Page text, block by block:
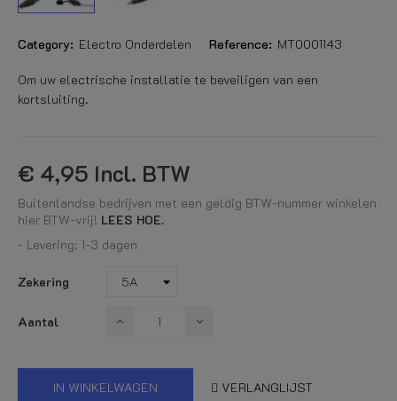
Category: Electro Onderdelen Reference: MT0001143
Om uw electrische installatie te beveiligen van een
kortsluiting.
€ 4,95 Incl. BTW
Buitenlandse bedrijven met een geldig BTW-nummer winkelen
hier BTW-vrij! LEES HOE.
- Levering: 1-3 dagen
Zekering
Aantal
IN WINKELWAGEN VERLANGLIJST